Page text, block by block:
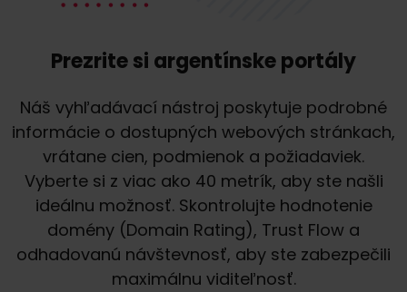
Prezrite si argentínske portály
Náš vyhľadávací nástroj poskytuje podrobné
informácie o dostupných webových stránkach,
vrátane cien, podmienok a požiadaviek.
Vyberte si z viac ako 40 metrík, aby ste našli
ideálnu možnosť. Skontrolujte hodnotenie
domény (Domain Rating), Trust Flow a
odhadovanú návštevnosť, aby ste zabezpečili
maximálnu viditeľnosť.